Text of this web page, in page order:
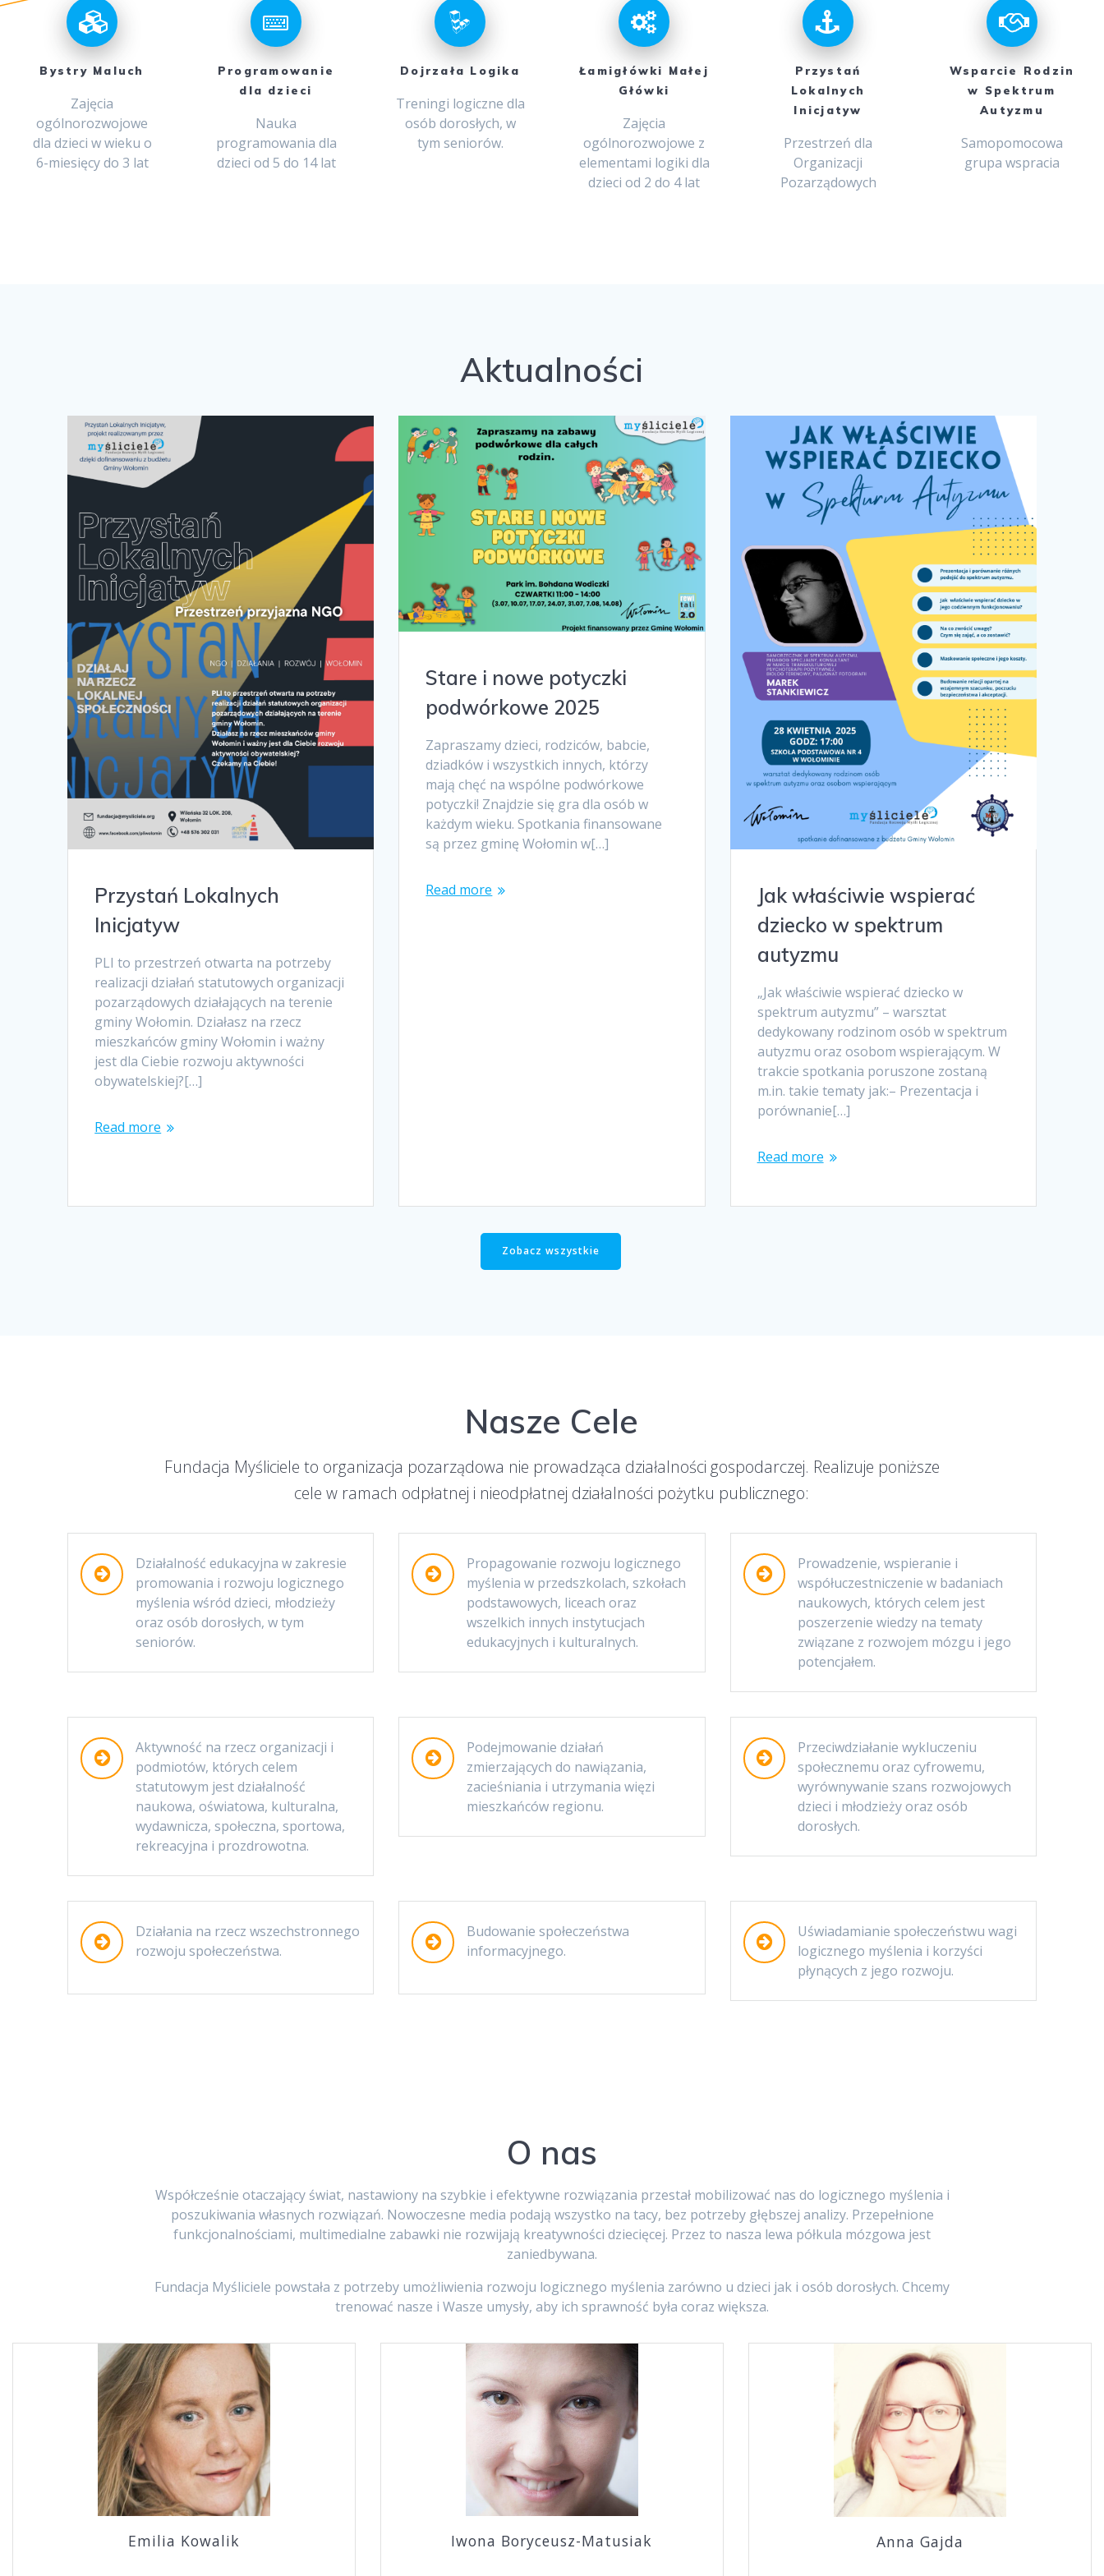
Bystry Maluch
Zajęcia
ogólnorozwojowe
dla dzieci w wieku o
6-miesięcy do 3 lat
Programowanie
dla dzieci
Nauka
programowania dla
dzieci od 5 do 14 lat
Dojrzała Logika
Treningi logiczne dla
osób dorosłych, w
tym seniorów.
Łamigłówki Małej
Główki
Zajęcia
ogólnorozwojowe z
elementami logiki dla
dzieci od 2 do 4 lat
Przystań
Lokalnych
Inicjatyw
Przestrzeń dla
Organizacji
Pozarządowych
Wsparcie Rodzin
w Spektrum
Autyzmu
Samopomocowa
grupa wspracia
Aktualności
Przystań Lokalnych
Inicjatyw
PLI to przestrzeń otwarta na potrzeby
realizacji działań statutowych organizacji
pozarządowych działających na terenie
gminy Wołomin. Działasz na rzecz
mieszkańców gminy Wołomin i ważny
jest dla Ciebie rozwoju aktywności
obywatelskiej?[…]
Read more
Stare i nowe potyczki
podwórkowe 2025
Zapraszamy dzieci, rodziców, babcie,
dziadków i wszystkich innych, którzy
mają chęć na wspólne podwórkowe
potyczki! Znajdzie się gra dla osób w
każdym wieku. Spotkania finansowane
są przez gminę Wołomin w[…]
Read more
Jak właściwie wspierać
dziecko w spektrum
autyzmu
„Jak właściwie wspierać dziecko w
spektrum autyzmu” – warsztat
dedykowany rodzinom osób w spektrum
autyzmu oraz osobom wspierającym. W
trakcie spotkania poruszone zostaną
m.in. takie tematy jak:– Prezentacja i
porównanie[…]
Read more
Zobacz wszystkie
Nasze Cele
Fundacja Myśliciele to organizacja pozarządowa nie prowadząca działalności gospodarczej. Realizuje poniższe
cele w ramach odpłatnej i nieodpłatnej działalności pożytku publicznego:
Działalność edukacyjna w zakresie
promowania i rozwoju logicznego
myślenia wśród dzieci, młodzieży
oraz osób dorosłych, w tym
seniorów.
Propagowanie rozwoju logicznego
myślenia w przedszkolach, szkołach
podstawowych, liceach oraz
wszelkich innych instytucjach
edukacyjnych i kulturalnych.
Prowadzenie, wspieranie i
współuczestniczenie w badaniach
naukowych, których celem jest
poszerzenie wiedzy na tematy
związane z rozwojem mózgu i jego
potencjałem.
Aktywność na rzecz organizacji i
podmiotów, których celem
statutowym jest działalność
naukowa, oświatowa, kulturalna,
wydawnicza, społeczna, sportowa,
rekreacyjna i prozdrowotna.
Podejmowanie działań
zmierzających do nawiązania,
zacieśniania i utrzymania więzi
mieszkańców regionu.
Przeciwdziałanie wykluczeniu
społecznemu oraz cyfrowemu,
wyrównywanie szans rozwojowych
dzieci i młodzieży oraz osób
dorosłych.
Działania na rzecz wszechstronnego
rozwoju społeczeństwa.
Budowanie społeczeństwa
informacyjnego.
Uświadamianie społeczeństwu wagi
logicznego myślenia i korzyści
płynących z jego rozwoju.
O nas
Współcześnie otaczający świat, nastawiony na szybkie i efektywne rozwiązania przestał mobilizować nas do logicznego myślenia i
poszukiwania własnych rozwiązań. Nowoczesne media podają wszystko na tacy, bez potrzeby głębszej analizy. Przepełnione
funkcjonalnościami, multimedialne zabawki nie rozwijają kreatywności dziecięcej. Przez to nasza lewa półkula mózgowa jest
zaniedbywana.
Fundacja Myśliciele powstała z potrzeby umożliwienia rozwoju logicznego myślenia zarówno u dzieci jak i osób dorosłych. Chcemy
trenować nasze i Wasze umysły, aby ich sprawność była coraz większa.
Emilia Kowalik Iwona Boryceusz-Matusiak Anna Gajda